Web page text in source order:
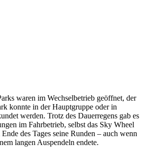
waren im Wechselbetrieb geöffnet, der
konnte in der Hauptgruppe oder in
werden. Trotz des Dauerregens gab es
im Fahrbetrieb, selbst das Sky Wheel
des Tages seine Runden – auch wenn
langen Auspendeln endete.